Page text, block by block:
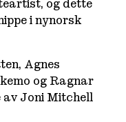
og dette
i nynorsk
Agnes
og Ragnar
av Joni Mitchell